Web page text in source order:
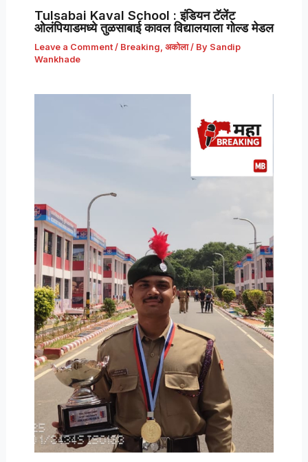
Tulsabai Kaval School : इंडियन टॅलेंट
ओलंपियाडमध्ये तुळसाबाई कावल विद्यालयाला गोल्ड मेडल
Leave a Comment / Breaking अकोला/ By Sandip
Wankhade